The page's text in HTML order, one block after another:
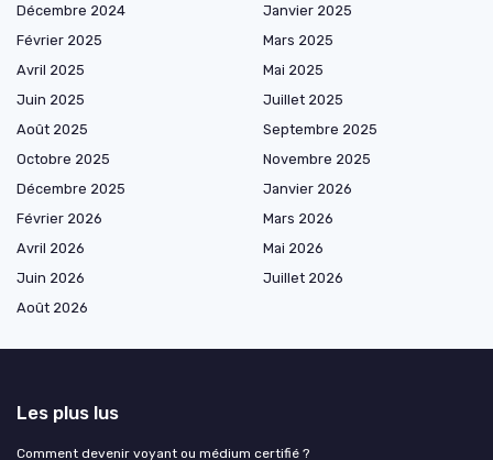
Décembre 2024
Janvier 2025
Février 2025
Mars 2025
Avril 2025
Mai 2025
Juin 2025
Juillet 2025
Août 2025
Septembre 2025
Octobre 2025
Novembre 2025
Décembre 2025
Janvier 2026
Février 2026
Mars 2026
Avril 2026
Mai 2026
Juin 2026
Juillet 2026
Août 2026
Les plus lus
Comment devenir voyant ou médium certifié ?